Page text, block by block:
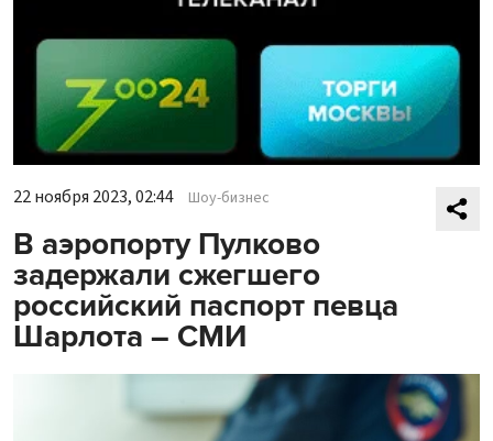
22 ноября 2023, 02:44 Шоу-бизнес
В аэропорту Пулково
задержали сжегшего
российский паспорт певца
Шарлота – СМИ